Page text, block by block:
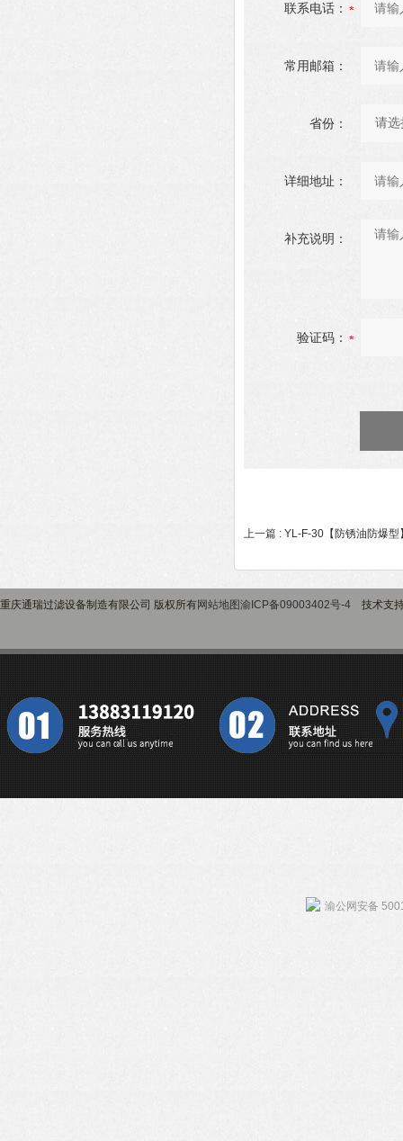
联系电话：
常用邮箱：
省份：
详细地址：
补充说明：
验证码：
上一篇 : YL-F-30【防锈油防爆型
重庆通瑞过滤设备制造有限公司 版权所有网站地图渝ICP备09003402号-4 技术支
渝公网安备